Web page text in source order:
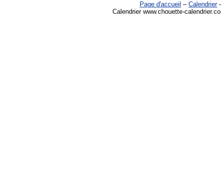
Page d'accueil – Calendrier
Calendrier www.chouette-